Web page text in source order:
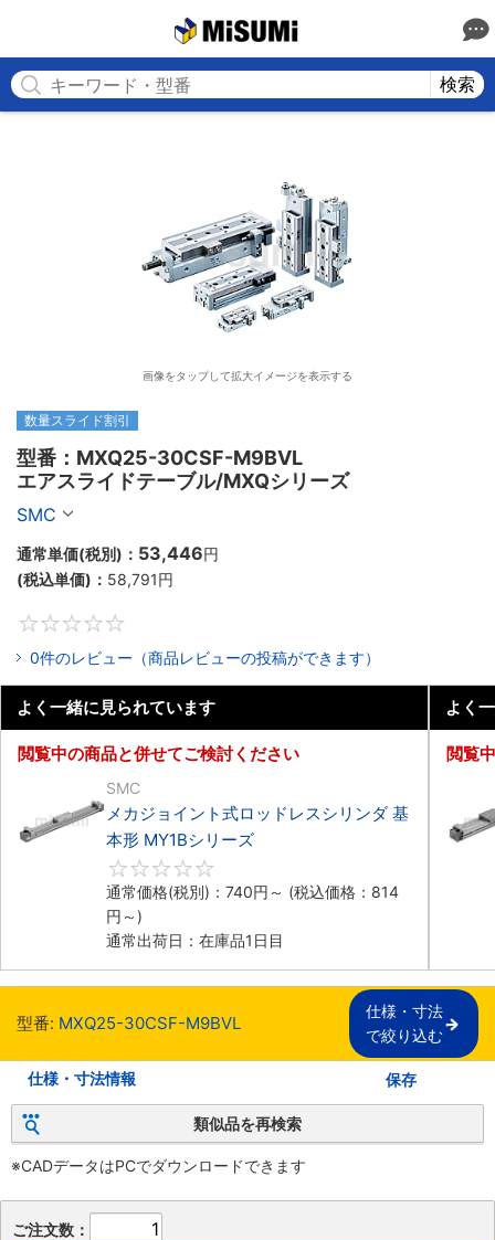
検索
画像をタップして拡大イメージを表示する
数量スライド割引
型番：MXQ25-30CSF-M9BVL
エアスライドテーブル/MXQシリーズ
SMC
通常単価(税別)： 53,446円
(税込単価)： 58,791円
0件のレビュー（商品レビューの投稿ができます）
よく一緒に見られています
閲覧中の商品と併せてご検討ください
SMC
メカジョイント式ロッドレスシリンダ 基
本形 MY1Bシリーズ
通常価格(税別)： 740円 ～ (税込価格： 814
円 ～)
通常出荷日：在庫品1日目
よく
閲覧
型番: MXQ25-30CSF-M9BVL
仕様・寸法
で絞り込む
仕様・寸法情報 保存
類似品を再検索
※CADデータはPCでダウンロードできます
ご注文数：